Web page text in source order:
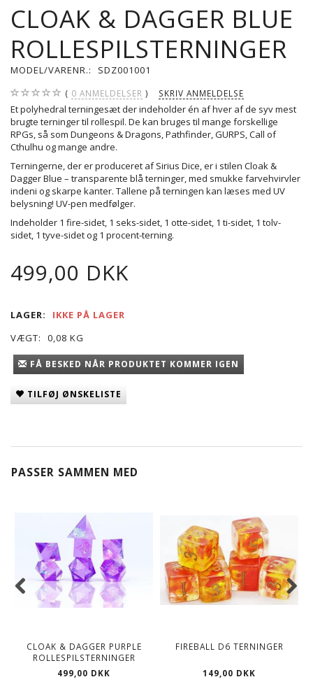
CLOAK & DAGGER BLUE
ROLLESPILSTERNINGER
MODEL/VARENR.: SDZ001001
0 ANMELDELSER SKRIV ANMELDELSE
Et polyhedral terningesæt der indeholder én af hver af de syv mest
brugte terninger til rollespil. De kan bruges til mange forskellige
RPGs, så som Dungeons & Dragons, Pathfinder, GURPS, Call of
Cthulhu og mange andre.
Terningerne, der er produceret af Sirius Dice, er i stilen Cloak &
Dagger Blue – transparente blå terninger, med smukke farvehvirvler
indeni og skarpe kanter. Tallene på terningen kan læses med UV
belysning! UV-pen medfølger.
Indeholder 1 fire-sidet, 1 seks-sidet, 1 otte-sidet, 1 ti-sidet, 1 tolv-
sidet, 1 tyve-sidet og 1 procent-terning.
499,00 DKK
LAGER:
IKKE PÅ LAGER
VÆGT:
0,08 KG
FÅ BESKED NÅR PRODUKTET KOMMER IGEN
TILFØJ ØNSKELISTE
PASSER SAMMEN MED
CLOAK & DAGGER PURPLE
ROLLESPILSTERNINGER
499,00 DKK
FIREBALL D6 TERNINGER
149,00 DKK